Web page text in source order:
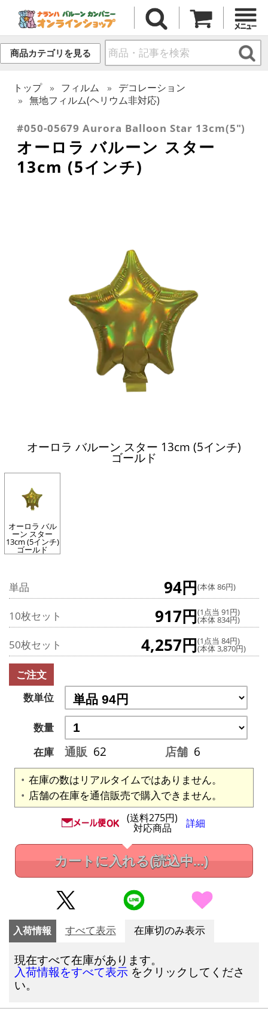
商品カテゴリを見る
トップ フィルム
デコレーション
無地フィルム(ヘリウム非対応)
#050-05679 Aurora Balloon Star 13cm(5")
オーロラ バルーン スター
13cm (5インチ)
オーロラ バルーン スター 13cm (5インチ)
ゴールド
オーロラ バル
ーン スター
13cm (5インチ)
ゴールド
単品 94円(本体 86円)
10枚セット 917円(1点当 91円)
(本体 834円)
50枚セット 4,257円(1点当 84円)
(本体 3,870円)
ご注文
数単位
数量
在庫
通販 62 店舗 6
在庫の数はリアルタイムではありません。
店舗の在庫を通信販売で購入できません。
(送料275円)
対応商品 詳細
カートに入れる(読込中...)
入荷情報 すべて表示 在庫切のみ表示
現在すべて在庫があります。
入荷情報をすべて表示 をクリックしてくださ
い。